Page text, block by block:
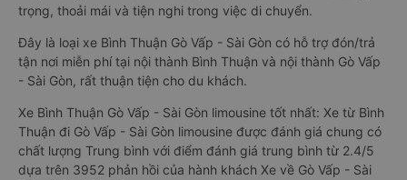
trọng, thoải mái và tiện nghi trong việc di chuyển.
Đây là loại xe Bình Thuận Gò Vấp - Sài Gòn có hỗ trợ đón/trả
tận nơi miễn phí tại nội thành Bình Thuận và nội thành Gò Vấp
- Sài Gòn, rất thuận tiện cho du khách.
Xe Bình Thuận Gò Vấp - Sài Gòn limousine tốt nhất: Xe từ Bình
Thuận đi Gò Vấp - Sài Gòn limousine được đánh giá chung có
chất lượng Trung bình với điểm đánh giá trung bình từ 2.4/5
dựa trên 3952 phản hồi của hành khách Xe về Gò Vấp - Sài